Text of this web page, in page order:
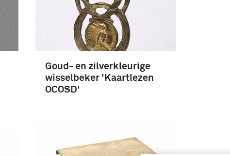
Goud- en zilverkleurige
wisselbeker 'Kaartlezen
OCOSD'